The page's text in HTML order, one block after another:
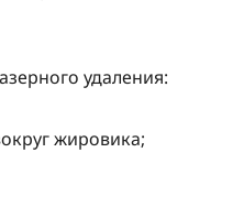
удаления:
жировика;